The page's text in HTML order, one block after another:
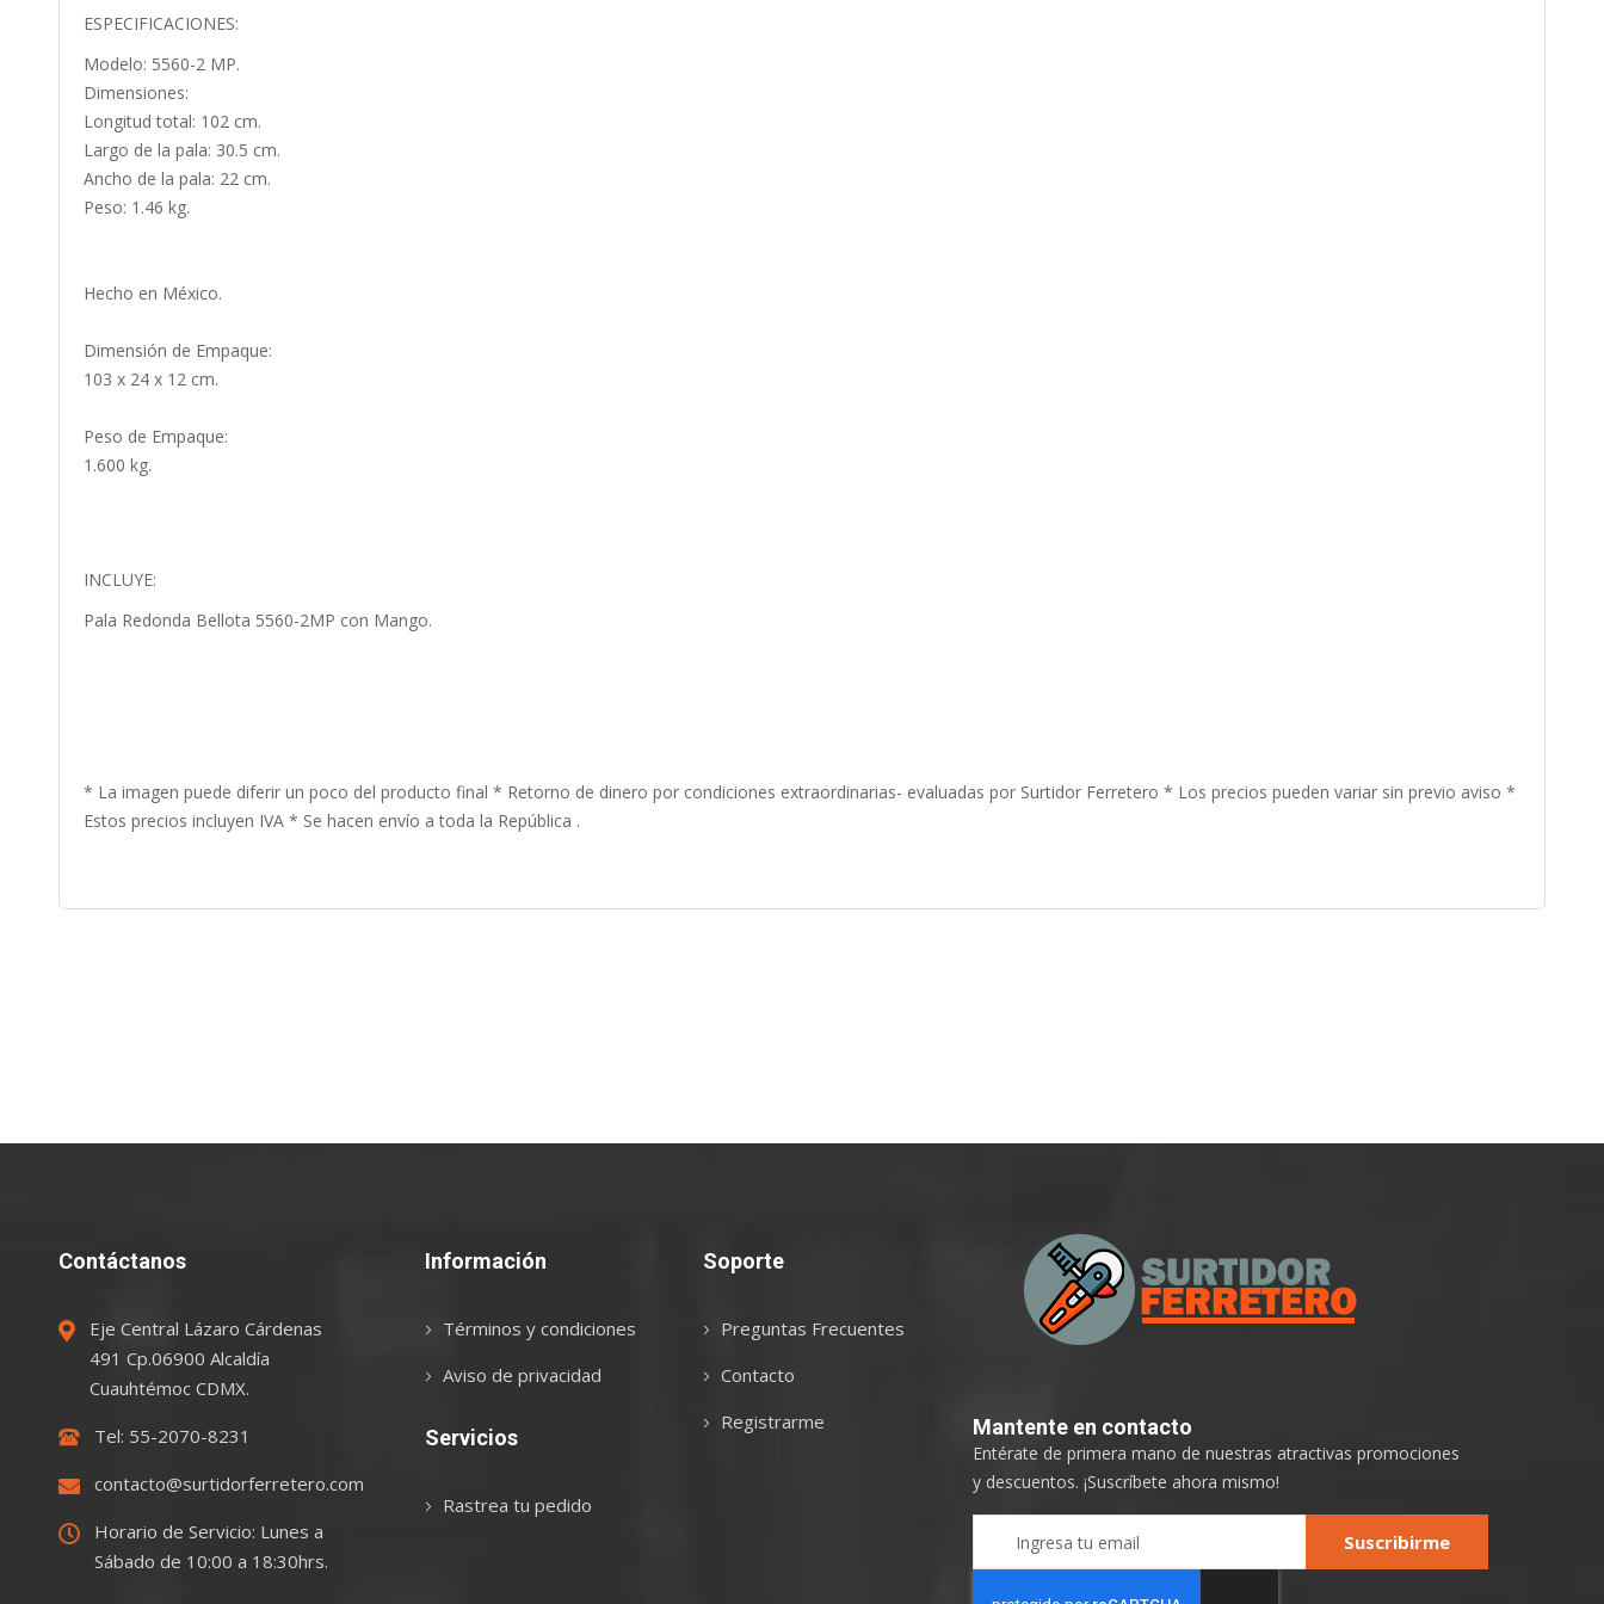
ESPECIFICACIONES:
Modelo: 5560-2 MP.
Dimensiones:
Longitud total: 102 cm.
Largo de la pala: 30.5 cm.
Ancho de la pala: 22 cm.
Peso: 1.46 kg.
Hecho en México.
Dimensión de Empaque:
103 x 24 x 12 cm.
Peso de Empaque:
1.600 kg.
INCLUYE:
Pala Redonda Bellota 5560-2MP con Mango.
* La imagen puede diferir un poco del producto final * Retorno de dinero por condiciones extraordinarias- evaluadas por Surtidor Ferretero * Los precios pueden variar sin previo aviso *
Estos precios incluyen IVA * Se hacen envío a toda la República .
Contáctanos
Eje Central Lázaro Cárdenas
491 Cp.06900 Alcaldía
Cuauhtémoc CDMX.
Tel: 55-2070-8231
contacto@surtidorferretero.com
Horario de Servicio: Lunes a
Sábado de 10:00 a 18:30hrs.
Información
Términos y condiciones
Aviso de privacidad
Servicios
Rastrea tu pedido
Soporte
Preguntas Frecuentes
Contacto
Registrarme
Mantente en contacto
Entérate de primera mano de nuestras atractivas promociones
y descuentos. ¡Suscríbete ahora mismo!
Suscribirme